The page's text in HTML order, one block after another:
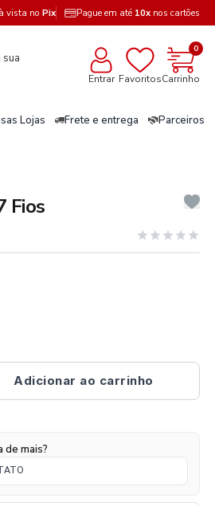
vista no Pix Pague em até 10x nos cartões
sua
Entrar Favoritos
0
Carrinho
Lojas Frete e entrega Parceiros
Fios
Adicionar ao carrinho
de mais?